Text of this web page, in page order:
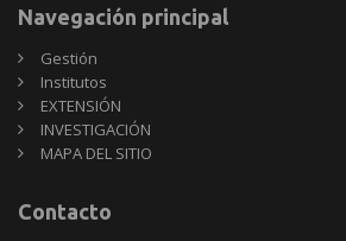
Navegación principal
Gestión
Institutos
EXTENSIÓN
INVESTIGACIÓN
MAPA DEL SITIO
Contacto